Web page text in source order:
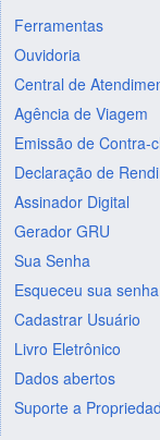
Ferramentas
Ouvidoria
Central de
Agência de Viagem
Emissão de Contra-
Declaração de
Assinador Digital
Gerador GRU
Sua Senha
Esqueceu sua
Cadastrar Usuário
Livro Eletrônico
Dados abertos
Suporte a